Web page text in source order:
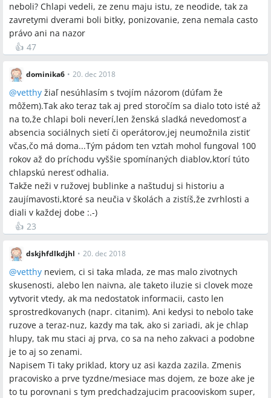
skupina to pripisuje všeobecnému životnému štýlu,
urbanizácii a novým závislostiam.
Otvorené otázky
Prečo konkrétne muži v populácii častejšie odkladajú sobáš
a rodičovstvo?
Ako spravodlivo oceniť a kompenzovať neviditeľnú domácu
prácu v moderných rodinách?
Ako zaručiť, aby väčšia sloboda a informovanosť neprinášali
nové formy sociálnej izolácie a nerovnosti?
Spomenuté značky a firmy
Avia
Spomenuté produkty a metódy
nevestince, znásilňovanie počas vojen, syfilis, pohlavné
ochorenia, opatrovateľka, testy otcovstva, alimenty, volebné
právo žien
Miesta a osoby
Bratislava (Blava), Anglicko, Írsko, Banská Bystrica, Liptov,
Československo, Božena Viková-Kunětická, Timrava, Hecka
neboli? Chlapi vedeli, ze zenu maju istu, ze neodide, tak za
zavretymi dverami boli bitky, ponizovanie, zena nemala casto
právo ani na nazor
👍 47
dominika6 • 20. dec 2018
@vetthy žiaľ nesúhlasím s tvojím názorom (dúfam že
môžem).Tak ako teraz tak aj pred storočím sa dialo toto isté až
na to,že chlapi boli neverí,len ženská sladká nevedomosť a
absencia sociálnych sietí či operátorov,jej neumožnila zistiť
včas,čo má doma...Tým pádom ten vzťah mohol fungoval 100
rokov až do príchodu vyššie spomínaných diablov,ktorí túto
chlapskú neresť odhalia.
Takže neži v ružovej bublinke a naštuduj si historiu a
zaujímavosti,ktoré sa neučia v školách a zistíš,že zvrhlosti a
diali v každej dobe :.-)
👍 23
dskjhfdlkdjhl • 20. dec 2018
@vetthy neviem, ci si taka mlada, ze mas malo zivotnych
skusenosti, alebo len naivna, ale taketo iluzie si clovek moze
vytvorit vtedy, ak ma nedostatok informacii, casto len
sprostredkovanych (napr. citanim). Ani kedysi to nebolo take
ruzove a teraz-nuz, kazdy ma tak, ako si zariadi, ak je chlap
hlupy, tak mu staci aj prva, co sa na neho zakvaci a podobne
je to aj so zenami.
Napisem Ti taky priklad, ktory uz asi kazda zazila. Zmenis
pracovisko a prve tyzdne/mesiace mas dojem, ze boze ake je
to tu porovnani s tym predchadzajucim pracooviskom super,